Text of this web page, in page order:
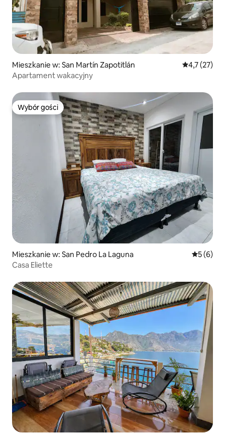
Mieszkanie w: San Martín Zapotitlán Średnia
4,7 (27)
Apartament wakacyjny
Wybór gości
Wybór gości
Mieszkanie w: San Pedro La Laguna Średnia
5 (6)
Casa Eliette